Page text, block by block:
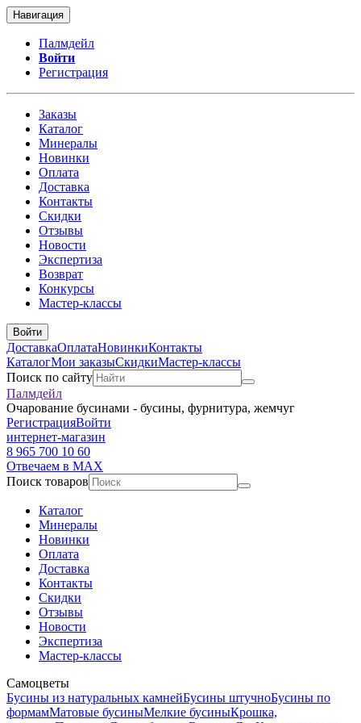
Навигация
Палмдейл
Войти
Регистрация
Заказы
Каталог
Минералы
Новинки
Оплата
Доставка
Контакты
Скидки
Отзывы
Новости
Экспертиза
Возврат
Конкурсы
Мастер-классы
Войти
ДоставкаОплатаНовинкиКонтакты
КаталогМои заказыСкидкиМастер-классы
Поиск по сайту
Палмдейл
Очарование бусинами - бусины, фурнитура, жемчуг
РегистрацияВойти
интернет-магазин
8 965 700 10 60
Отвечаем в MAX
Поиск товаров
Каталог
Минералы
Новинки
Оплата
Доставка
Контакты
Скидки
Отзывы
Новости
Экспертиза
Мастер-классы
Самоцветы
Бусины из натуральных камнейБусины штучноБусины по
формамМатовые бусиныМелкие бусиныКрошка,